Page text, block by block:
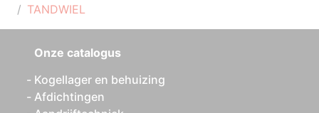
TANDWIEL
Onze catalogus
Kogellager en behuizing
Afdichtingen